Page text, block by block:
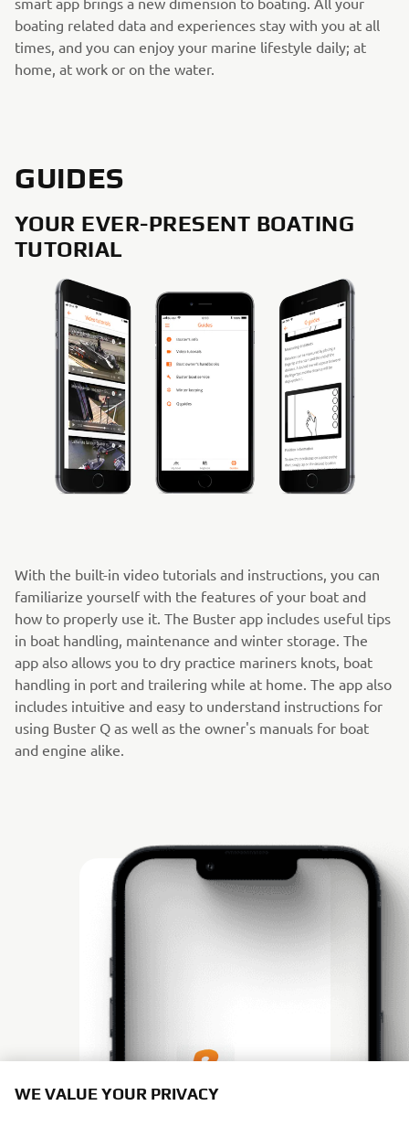
boating related data and experiences stay with you at all
times, and you can enjoy your marine lifestyle daily; at
home, at work or on the water.
GUIDES
YOUR EVER-PRESENT BOATING
TUTORIAL
With the built-in video tutorials and instructions, you can
familiarize yourself with the features of your boat and
how to properly use it. The Buster app includes useful tips
in boat handling, maintenance and winter storage. The
app also allows you to dry practice mariners knots, boat
handling in port and trailering while at home. The app also
includes intuitive and easy to understand instructions for
using Buster Q as well as the owner's manuals for boat
and engine alike.
WE VALUE YOUR PRIVACY